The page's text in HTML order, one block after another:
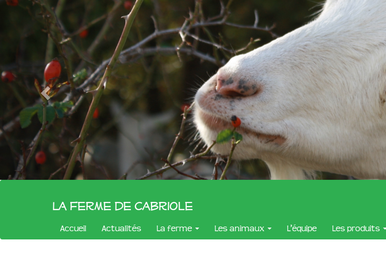
La Ferme de Cabriole
Accueil Actualités La ferme Les animaux L’équipe Les produits